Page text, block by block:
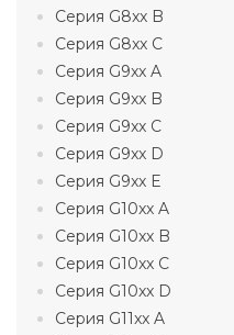
Серия G8xx B
Серия G8xx C
Серия G9xx A
Серия G9xx B
Серия G9xx C
Серия G9xx D
Серия G9xx E
Серия G10xx A
Серия G10xx B
Серия G10xx C
Серия G10xx D
Серия G11xx A